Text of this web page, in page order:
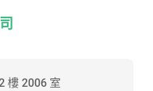
樓 2006 室